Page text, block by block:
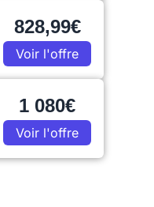
828,99€
Voir l'offre
1 080€
Voir l'offre